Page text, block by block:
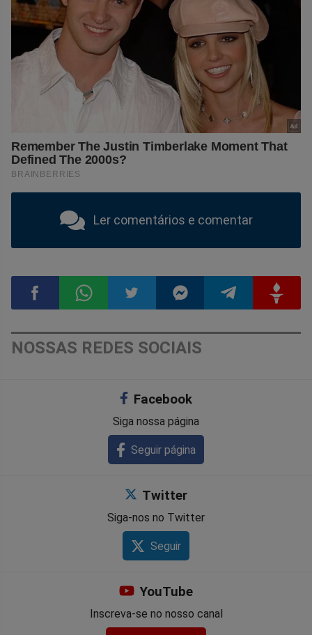
Ler comentários e comentar
CompartilharCompartilhar
Whatsapp
Compartilhar
Twitter
Compartilhar
Messenger
NOSSAS REDES SOCIAIS
Facebook
Siga nossa página
Seguir página
Twitter
Siga-nos no Twitter
Seguir
YouTube
Inscreva-se no nosso canal